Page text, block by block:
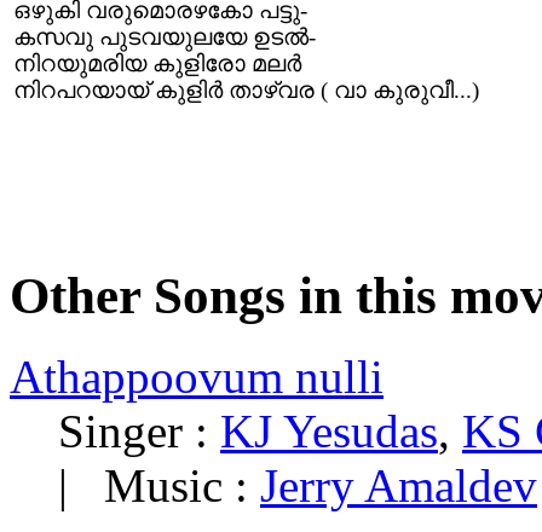
ഒഴുകി വരുമൊരഴകോ പട്ടു-
കസവു പുടവയുലയേ ഉടൽ-
നിറയുമരിയ കുളിരോ മലർ
നിറപറയായ് കുളിർ താഴ്വര ( വാ കുരുവീ...)
Other Songs in this
Athappoovum nulli
Singer : KJ Yesudas, KS
| Music : Jerry Amaldev